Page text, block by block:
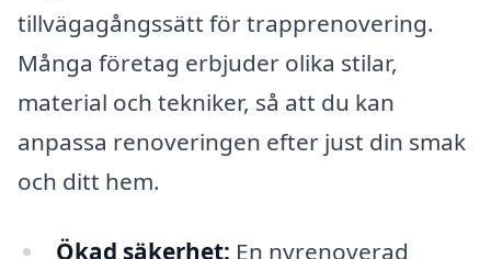
tillvägagångssätt för trapprenovering.
Många företag erbjuder olika stilar,
material och tekniker, så att du kan
anpassa renoveringen efter just din smak
och ditt hem.
Ökad säkerhet: En nyrenoverad